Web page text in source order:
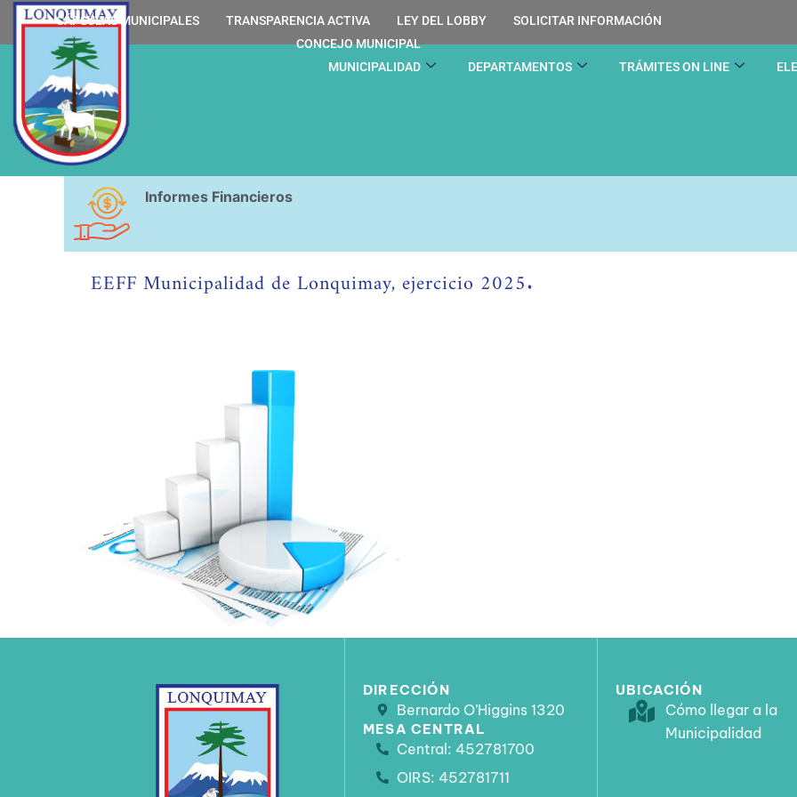
contenido
contenido
CÁPSULAS MUNICIPALES TRANSPARENCIA ACTIVA LEY DEL LOBBY
SOLICITAR INFORMACIÓN
CONCEJO MUNICIPAL
MUNICIPALIDAD
DEPARTAMENTOS TRÁMITES ON LINE
Informes Financieros
EEFF Municipalidad de Lonquimay, ejercicio 2025.
DIRECCIÓN
Bernardo O’Higgins 1320
MESA CENTRAL
Central: 452781700
OIRS: 452781711
UBICACIÓN
Cómo llegar a la
Municipalidad